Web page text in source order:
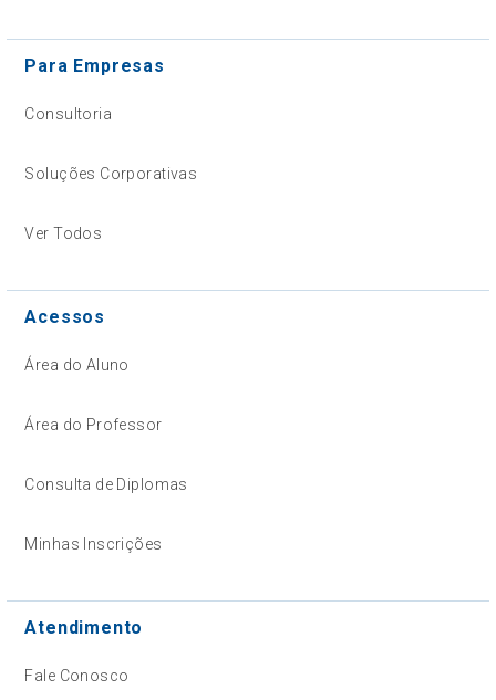
Para Empresas
Consultoria
Soluções Corporativas
Ver Todos
Acessos
Área do Aluno
Área do Professor
Consulta de Diplomas
Minhas Inscrições
Atendimento
Fale Conosco